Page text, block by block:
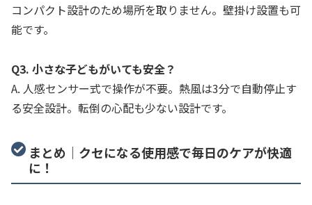
コンパクト設計のため場所を取りません。壁掛け設置も可
能です。
Q3. 小さな子どもがいても安全？
A. 人感センサー式で操作が不要。熱風は3分で自動停止す
る安全設計。転倒の心配も少ない設計です。
まとめ｜クセになる使用感で毎日のケアが快適
に！